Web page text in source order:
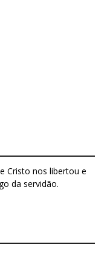
Cristo nos libertou e
da servidão.